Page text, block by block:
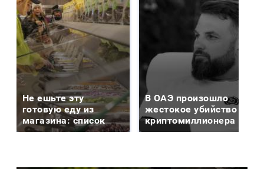
Не ешьте эту
готовую еду из
магазина: список
В ОАЭ произошло
жестокое убийство
криптомиллионера